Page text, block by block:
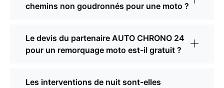
chemins non goudronnés pour une moto ?
Le devis du partenaire AUTO CHRONO 24
pour un remorquage moto est-il gratuit ?
Les interventions de nuit sont-elles